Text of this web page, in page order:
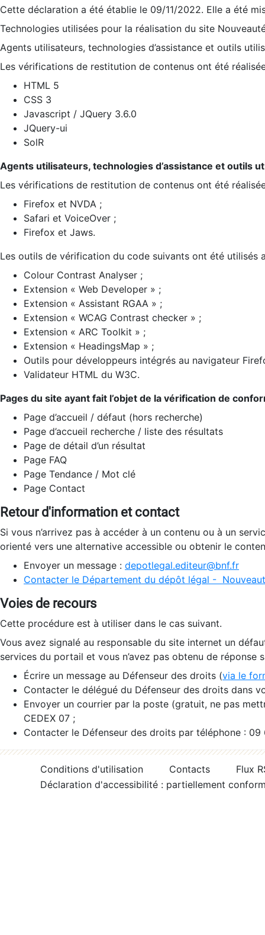
Cette déclaration a été établie le 09/11/2022. Elle a été
Technologies utilisées pour la réalisation du site
Agents utilisateurs, technologies d’assistance et outils
Les vérifications de restitution de contenus ont été
HTML 5
CSS 3
Javascript / JQuery 3.6.0
JQuery-ui
SolR
Agents utilisateurs, technologies d’assistance et outils
Les vérifications de restitution de contenus ont été
Firefox et NVDA ;
Safari et VoiceOver ;
Firefox et Jaws.
Les outils de vérification du code suivants ont été utilisés
Colour Contrast Analyser ;
Extension « Web Developer » ;
Extension « Assistant RGAA » ;
Extension « WCAG Contrast checker » ;
Extension « ARC Toolkit » ;
Extension « HeadingsMap » ;
Outils pour développeurs intégrés au navigateur
Validateur HTML du W3C.
Pages du site ayant fait l’objet de la vérification de
Page d’accueil / défaut (hors recherche)
Page d’accueil recherche / liste des résultats
Page de détail d’un résultat
Page FAQ
Page Tendance / Mot clé
Page Contact
Retour d'information et contact
Si vous n’arrivez pas à accéder à un contenu ou à un
orienté vers une alternative accessible ou obtenir le
Envoyer un message : depotlegal.editeur@bnf.fr
Contacter le Département du dépôt légal -
Voies de recours
Cette procédure est à utiliser dans le cas suivant.
Vous avez signalé au responsable du site internet un
services du portail et vous n’avez pas obtenu de réponse
Écrire un message au Défenseur des droits (via le
Contacter le délégué du Défenseur des droits dans
Envoyer un courrier par la poste (gratuit, ne pas
CEDEX 07 ;
Contacter le Défenseur des droits par téléphone :
Conditions d'utilisation Contacts
Flux
Déclaration d'accessibilité : partiellement